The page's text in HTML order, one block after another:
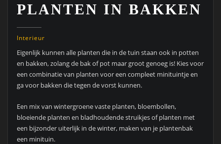
PLANTEN IN BAKKEN
Interieur
Eigenlijk kunnen alle planten die in de tuin staan ook in potten
en bakken, zolang de bak of pot maar groot genoeg is! Kies voor
een combinatie van planten voor een compleet minituintje en
ga voor bakken die tegen de vorst kunnen.
Een mix van wintergroene vaste planten, bloembollen,
bloeiende planten en bladhoudende struikjes of planten met
een bijzonder uiterlijk in de winter, maken van je plantenbak
een minituin.